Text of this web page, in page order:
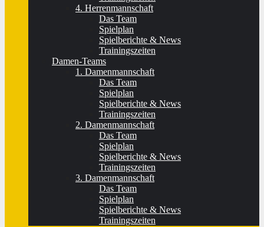
4. Herrenmannschaft
Das Team
Spielplan
Spielberichte & News
Trainingszeiten
Damen-Teams
1. Damenmannschaft
Das Team
Spielplan
Spielberichte & News
Trainingszeiten
2. Damenmannschaft
Das Team
Spielplan
Spielberichte & News
Trainingszeiten
3. Damenmannschaft
Das Team
Spielplan
Spielberichte & News
Trainingszeiten